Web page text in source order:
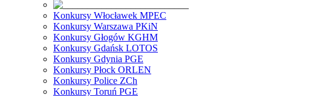
Konkursy Włocławek MPEC
Konkursy Warszawa PKiN
Konkursy Głogów KGHM
Konkursy Gdańsk LOTOS
Konkursy Gdynia PGE
Konkursy Płock ORLEN
Konkursy Police ZCh
Konkursy Toruń PGE